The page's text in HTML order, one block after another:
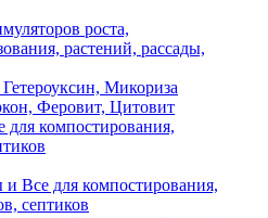
роста,
растений, рассады,
Микориза
Феровит, Цитовит
компостирования,
и Все для компостирования,
септиков